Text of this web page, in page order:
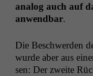
ana­log auch auf
anwend­bar.
Die Beschw­er­den
wurde aber aus
sen: Der zweite